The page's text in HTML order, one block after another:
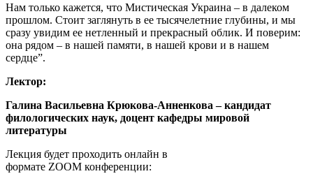
Нам только кажется, что Мистическая Украина – в далеком
прошлом. Стоит заглянуть в ее тысячелетние глубины, и мы
сразу увидим ее нетленный и прекрасный облик. И поверим:
она рядом – в нашей памяти, в нашей крови и в нашем
сердце”.
Лектор:
Галина Васильевна Крюкова-Анненкова – кандидат
филологических наук, доцент кафедры мировой
литературы
Лекция будет проходить онлайн в
формате ZOOM конференции: